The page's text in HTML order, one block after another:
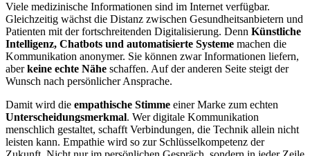
Viele medizinische Informationen sind im Internet verfügbar.
Gleichzeitig wächst die Distanz zwischen Gesundheitsanbietern und
Patienten mit der fortschreitenden Digitalisierung. Denn Künstliche
Intelligenz, Chatbots und automatisierte Systeme machen die
Kommunikation anonymer. Sie können zwar Informationen liefern,
aberkeine echte Nähe schaffen. Auf der anderen Seite steigt der
Wunsch nach persönlicher Ansprache.
Damit wird die empathische Stimme einer Marke zum echten
Unterscheidungsmerkmal. Wer digitale Kommunikation
menschlich gestaltet, schafft Verbindungen, die Technik allein nicht
leisten kann. Empathie wird so zur Schlüsselkompetenz der